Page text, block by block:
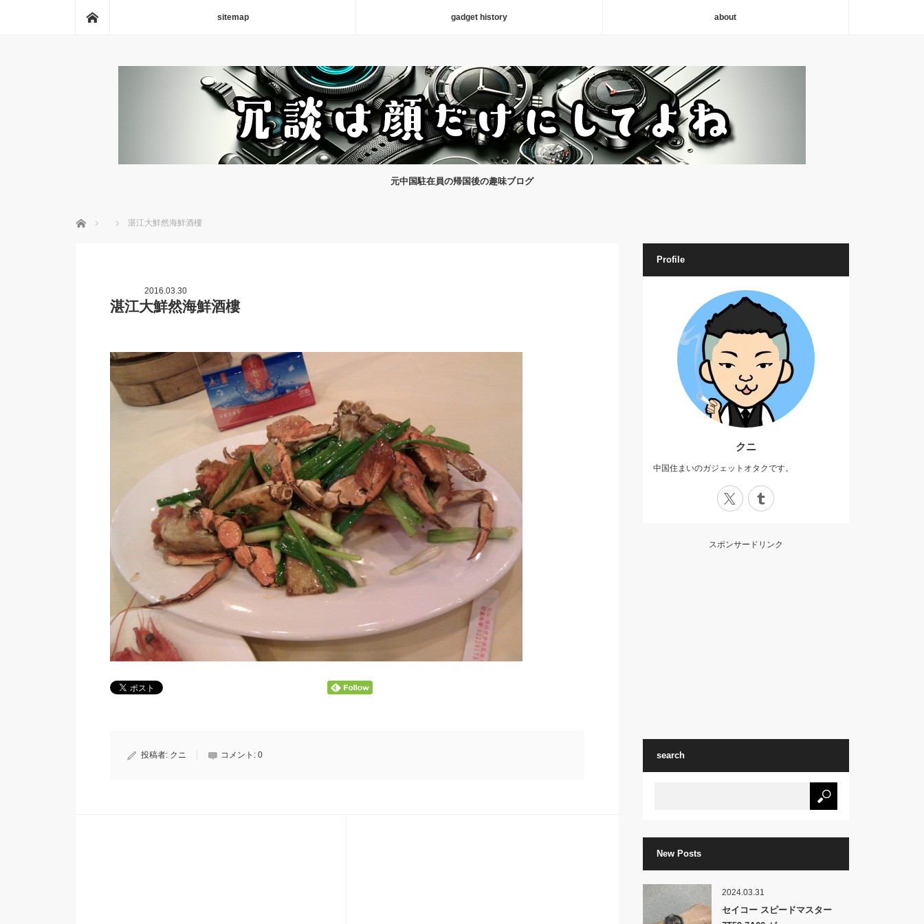
sitemap gadget history about
元中国駐在員の帰国後の趣味ブログ
ホーム 湛江大鮮然海鮮酒樓
2016.03.30
湛江大鮮然海鮮酒樓
投稿者: クニ コメント: 0
Profile
クニ
中国住まいのガジェットオタクです。
スポンサードリンク
search
New Posts
2024.03.31
セイコー スピードマスター